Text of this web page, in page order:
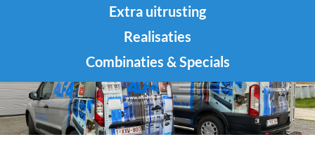
Extra uitrusting
Realisaties
Combinaties & Specials